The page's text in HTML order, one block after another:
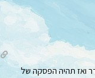
ואז תהיה הפסקה של